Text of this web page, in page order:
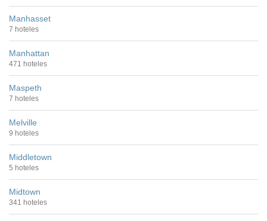
Manhasset
7 hoteles
Manhattan
471 hoteles
Maspeth
7 hoteles
Melville
9 hoteles
Middletown
5 hoteles
Midtown
341 hoteles